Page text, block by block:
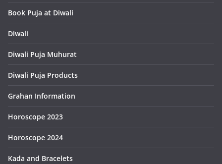
Book Puja at Diwali
Diwali
Diwali Puja Muhurat
Diwali Puja Products
Grahan Information
Horoscope 2023
Horoscope 2024
Kada and Bracelets